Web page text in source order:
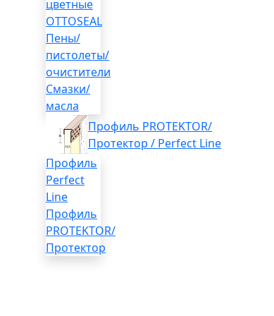
цветные
OTTOSEAL
Пены/
пистолеты/
очистители
Смазки/
масла
Профиль PROTEKTOR/
Протектор / Perfect Line
Профиль
Perfect
Line
Профиль
PROTEKTOR/
Протектор